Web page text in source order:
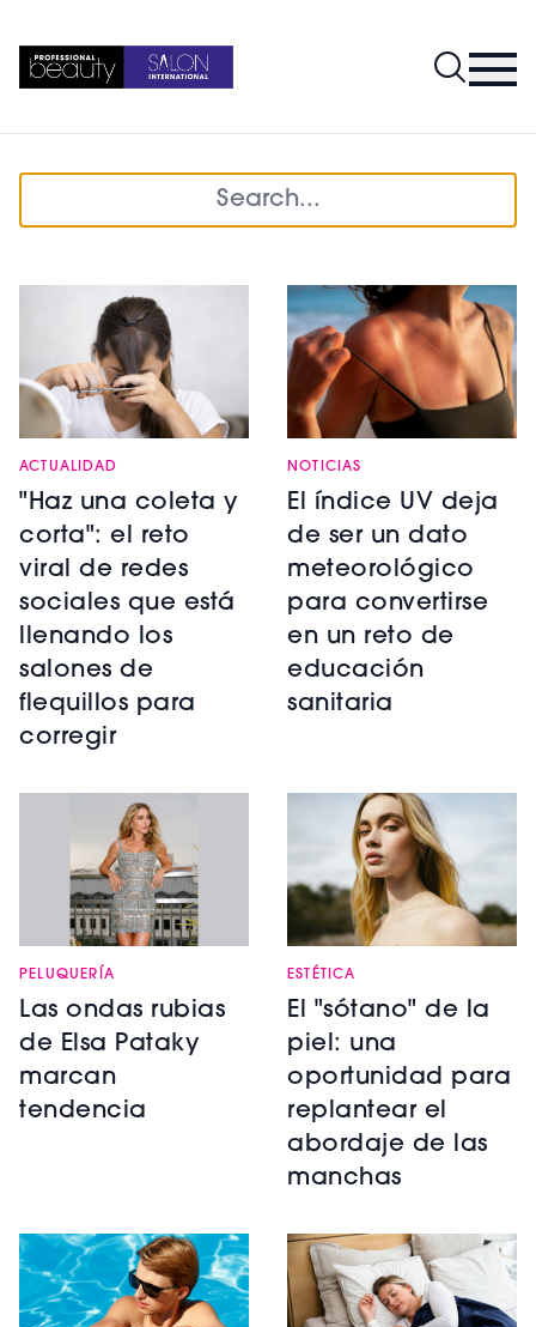
ACTUALIDAD
"Haz una coleta y
corta": el reto
viral de redes
sociales que está
llenando los
salones de
flequillos para
corregir
NOTICIAS
El índice UV deja
de ser un dato
meteorológico
para convertirse
en un reto de
educación
sanitaria
PELUQUERÍA
Las ondas rubias
de Elsa Pataky
marcan
tendencia
ESTÉTICA
El "sótano" de la
piel: una
oportunidad para
replantear el
abordaje de las
manchas